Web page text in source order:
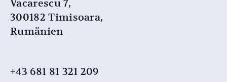
Vacarescu 7,
300182 Timisoara,
Rumänien
+43 681 81 321 209